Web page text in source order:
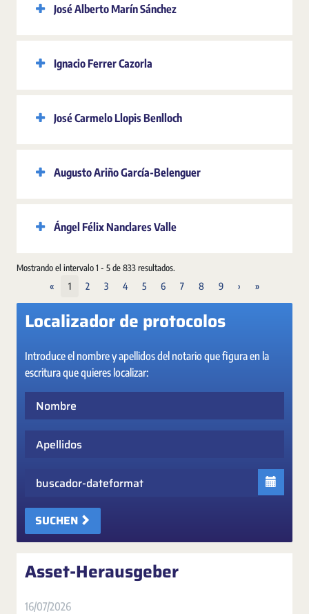
José Alberto Marín Sánchez
Ignacio Ferrer Cazorla
José Carmelo Llopis Benlloch
Augusto Ariño García-Belenguer
Ángel Félix Nanclares Valle
Mostrando el intervalo 1 - 5 de 833 resultados.
« 1 2 3 4 5 6 7 8 9 › »
Localizador de protocolos
Introduce el nombre y apellidos del notario que figura en la
escritura que quieres localizar:
SUCHEN
Asset-Herausgeber
16/07/2026